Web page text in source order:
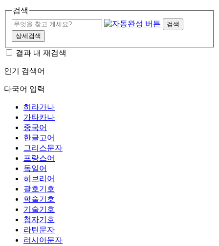
검색
검색
상세검색
결과 내 재검색
인기 검색어
다국어 입력
히라가나
가타카나
중국어
한글고어
그리스문자
프랑스어
독일어
히브리어
괄호기호
학술기호
기술기호
첨자기호
라틴문자
러시아문자